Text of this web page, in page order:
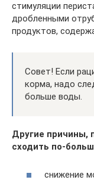
стимуляции
дробленными
продуктов,
Совет! Если
корма, надо
больше воды.
Другие причины,
сходить по-
снижение